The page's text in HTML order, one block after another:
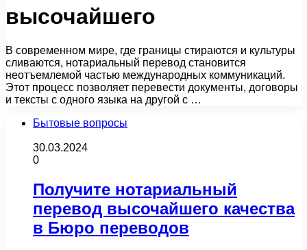
высочайшего
В современном мире, где границы стираются и культуры
сливаются, нотариальный перевод становится
неотъемлемой частью международных коммуникаций.
Этот процесс позволяет перевести документы, договоры
и тексты с одного языка на другой с …
Бытовые вопросы
30.03.2024
0
Получите нотариальный
перевод высочайшего качества
в Бюро переводов